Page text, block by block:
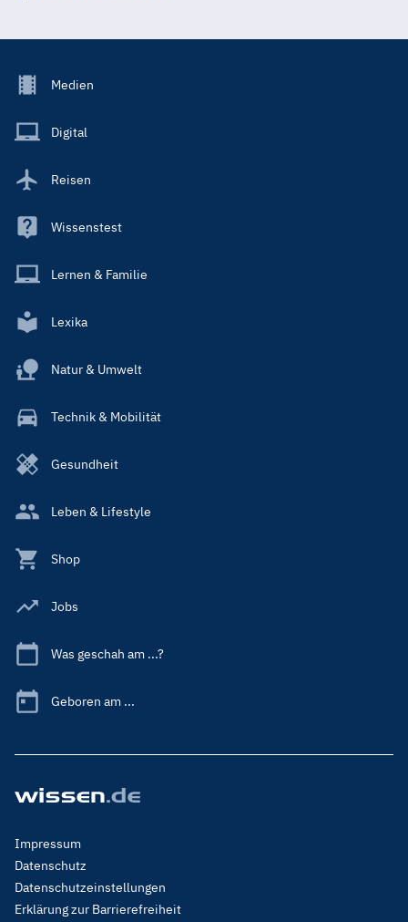
Footer
Main
Medien
Digital
Reisen
Wissenstest
Lernen & Familie
Lexika
Natur & Umwelt
Technik & Mobilität
Gesundheit
Leben & Lifestyle
Shop
Jobs
Was geschah am ...?
Geboren am ...
Footer
Menu
Legal
Impressum
Datenschutz
Datenschutzeinstellungen
Erklärung zur Barrierefreiheit